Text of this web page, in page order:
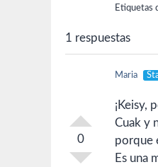
Etiquetas
1 respuestas
0
Maria
¡Keisy,
Cuak y
porque
Es una